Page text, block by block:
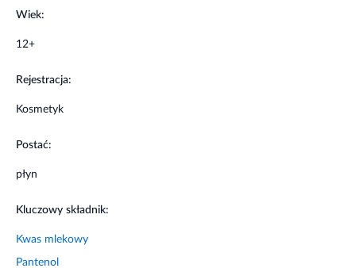
Wiek:
12+
Rejestracja:
Kosmetyk
Postać:
płyn
Kluczowy składnik:
Kwas mlekowy
Pantenol